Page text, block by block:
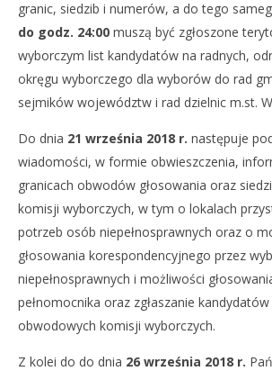
granic, siedzib i numerów, a do tego
do godz. 24:00 muszą być zgłoszone
wyborczym list kandydatów na radnych,
okręgu wyborczego dla wyborów do rad
sejmików województw i rad dzielnic m.st.
Do dnia 21 września 2018 r. następuje
wiadomości, w formie obwieszczenia,
granicach obwodów głosowania oraz
komisji wyborczych, w tym o lokalach
potrzeb osób niepełnosprawnych oraz o
głosowania korespondencyjnego przez
niepełnosprawnych i możliwości
pełnomocnika oraz zgłaszanie
obwodowych komisji wyborczych.
Z kolei do do dnia 26 września 2018 r.